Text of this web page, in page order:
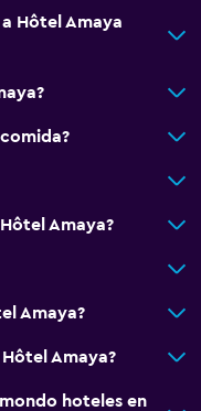
Hôtel Amaya
Amaya?
Amaya?
Amaya?
hoteles en